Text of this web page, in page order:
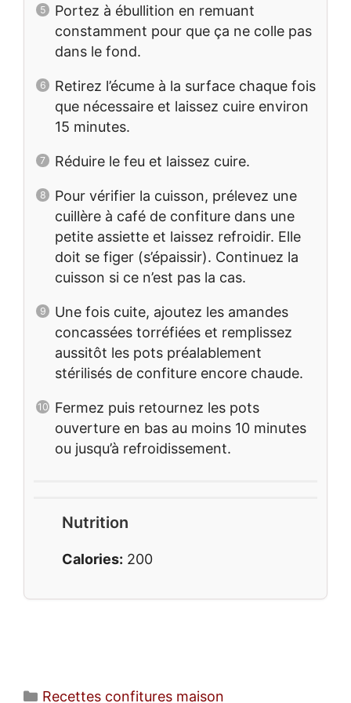
Portez à ébullition en remuant
constamment pour que ça ne colle pas
dans le fond.
Retirez l’écume à la surface chaque fois
que nécessaire et laissez cuire environ
15 minutes.
Réduire le feu et laissez cuire.
Pour vérifier la cuisson, prélevez une
cuillère à café de confiture dans une
petite assiette et laissez refroidir. Elle
doit se figer (s’épaissir). Continuez la
cuisson si ce n’est pas la cas.
Une fois cuite, ajoutez les amandes
concassées torréfiées et remplissez
aussitôt les pots préalablement
stérilisés de confiture encore chaude.
Fermez puis retournez les pots
ouverture en bas au moins 10 minutes
ou jusqu’à refroidissement.
Nutrition
Calories: 200
Catégories
Recettes confitures maison